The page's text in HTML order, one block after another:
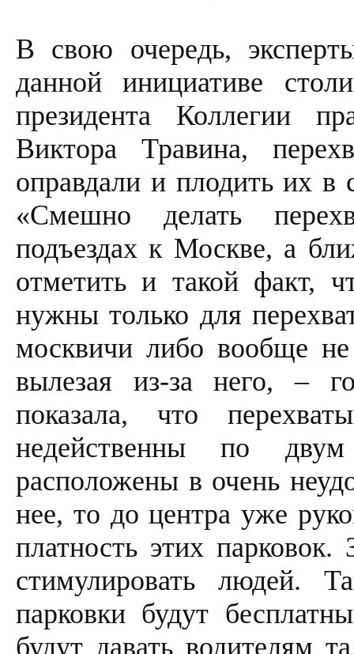
В свою очередь,
данной инициативе
президента Коллегии
Виктора Травина,
оправдали и плодить их в
«Смешно делать
подъездах к Москве, а
отметить и такой факт,
нужны только для
москвичи либо вообще не
вылезая из-за него, –
показала, что
недейственны по
расположены в очень
нее, то до центра уже
платность этих
стимулировать людей.
парковки будут
будут давать водителям